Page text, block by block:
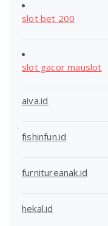
slot bet 200
slot gacor mauslot
aiva.id
fishinfun.id
furnitureanak.id
hekal.id